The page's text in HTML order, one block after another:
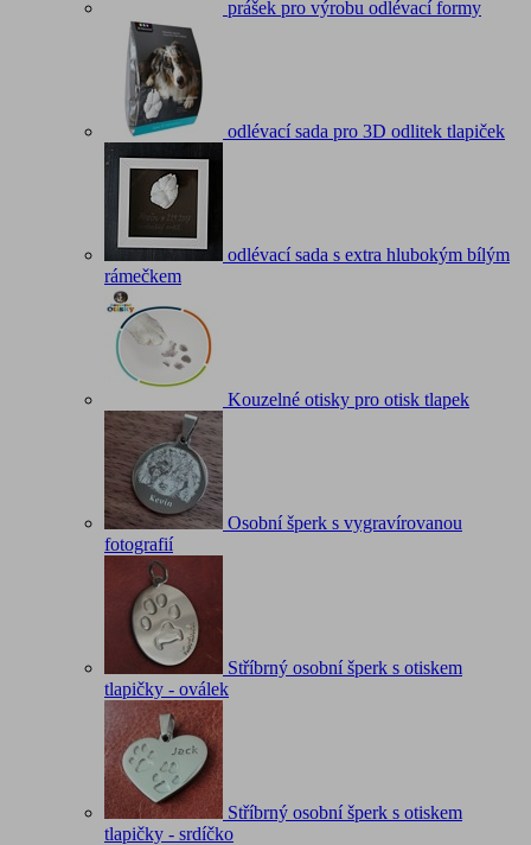
prášek pro výrobu odlévací formy
odlévací sada pro 3D odlitek tlapiček
odlévací sada s extra hlubokým bílým
rámečkem
Kouzelné otisky pro otisk tlapek
Osobní šperk s vygravírovanou
fotografií
Stříbrný osobní šperk s otiskem
tlapičky - oválek
Stříbrný osobní šperk s otiskem
tlapičky - srdíčko